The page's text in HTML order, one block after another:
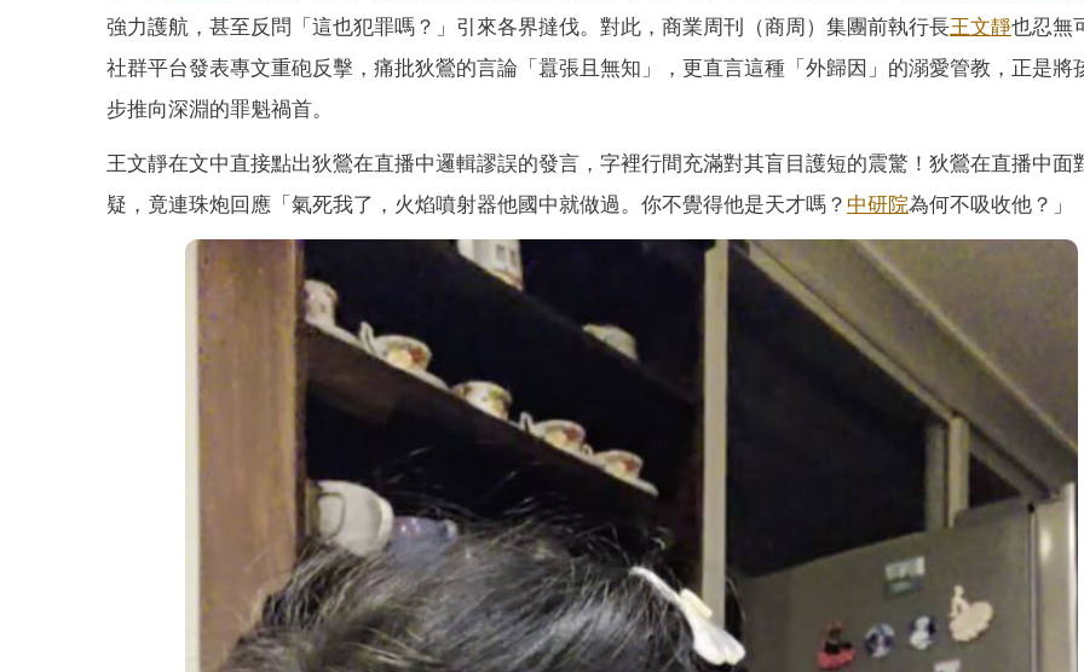
強力護航，甚至反問「這也犯罪嗎？」引來各界撻伐。對此，商業周刊（商周）集團前執行長王文靜也忍無
社群平台發表專文重砲反擊，痛批狄鶯的言論「囂張且無知」，更直言這種「外歸因」的溺愛管教，正是將
步推向深淵的罪魁禍首。
王文靜在文中直接點出狄鶯在直播中邏輯謬誤的發言，字裡行間充滿對其盲目護短的震驚！狄鶯在直播中面
疑，竟連珠炮回應「氣死我了，火焰噴射器他國中就做過。你不覺得他是天才嗎？ 中研院為何不吸收他？」